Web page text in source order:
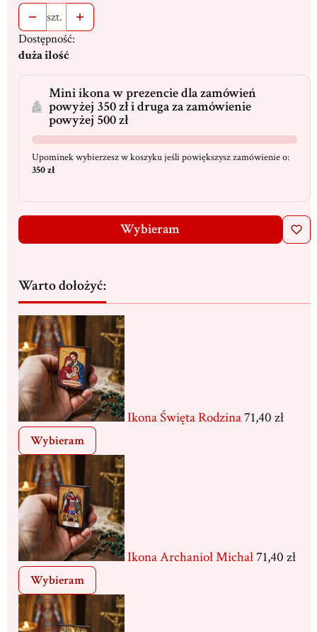
szt.
Dostępność:
duża ilość
Mini ikona w prezencie dla zamówień
powyżej 350 zł i druga za zamówienie
powyżej 500 zł
Upominek wybierzesz w koszyku jeśli powiększysz zamówienie o:
350 zł
Wybieram
Warto dołożyć:
Ikona Święta Rodzina71,40 zł
Wybieram
Ikona Archanioł Michał71,40 zł
Wybieram